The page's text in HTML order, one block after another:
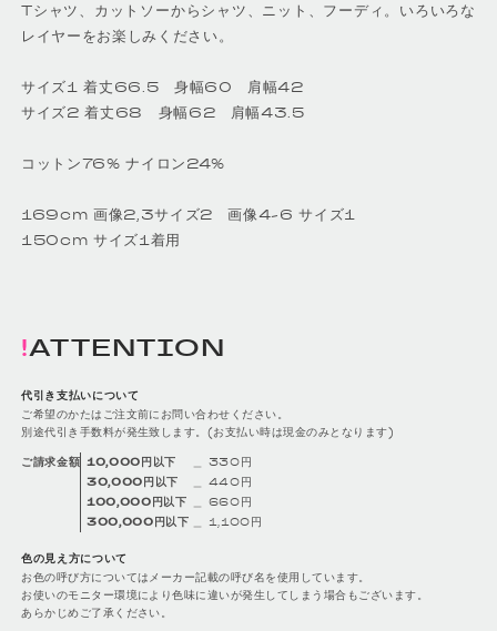
Tシャツ、カットソーからシャツ、ニット、フーディ。いろいろな
レイヤーをお楽しみください。
サイズ1 着丈66.5 身幅60 肩幅42
サイズ2 着丈68 身幅62 肩幅43.5
コットン76% ナイロン24%
169cm 画像2,3サイズ2 画像4-6 サイズ1
150cm サイズ1着用
ATTENTION
代引き支払いについて
ご希望のかたはご注文前にお問い合わせください。
別途代引き手数料が発生致します。(お支払い時は現金のみとなります)
ご請求金額 10,000円以下
＿ 330円
30,000円以下
＿ 440円
100,000円以下
＿ 660円
300,000円以下
＿ 1,100円
色の見え方について
お色の呼び方についてはメーカー記載の呼び名を使用しています。
お使いのモニター環境により色味に違いが発生してしまう場合もございます。
あらかじめご了承ください。